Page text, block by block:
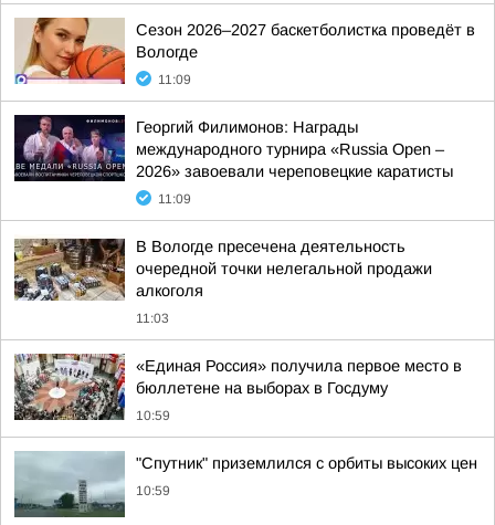
Сезон 2026–2027 баскетболистка проведёт в
Вологде
11:09
Георгий Филимонов: Награды
международного турнира «Russia Open –
2026» завоевали череповецкие каратисты
11:09
В Вологде пресечена деятельность
очередной точки нелегальной продажи
алкоголя
11:03
«Единая Россия» получила первое место в
бюллетене на выборах в Госдуму
10:59
"Спутник" приземлился с орбиты высоких цен
10:59